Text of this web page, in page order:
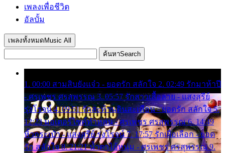
เพลงเพื่อชีวิต
อัลบั้ม
เพลงทั้งหมด Music All
ค้นหาSearch
1. 00:00 สามสิบยังแจ๋ว - ยอดรัก สลักใจ 2. 02:49 รักมาห้าปี
- ศรเพชร ศรสุพรรณ 3. 05:57 รักสาวเสื้อลาย - แสงสุรีย์
รุ่งโรจน์ 4. 09:51 รักสะท้านดินสะเทือน - ยอดรัก สลักใจ 5.
12:23 มอเตอร์ไซค์ทำหล่น - ศรเพชร ศรสุพรรณ 6. 14:49
หิ้วกระเป๋า - แสงสุรีย์ รุ่งโรจน์ 7. 17:57 รักเผื่อเลือก - ยอด
รัก สลักใจ 8. 21:21 น้ำตาไอ้หนุ่ม - ศรเพชร ศรสุพรรณ 9.